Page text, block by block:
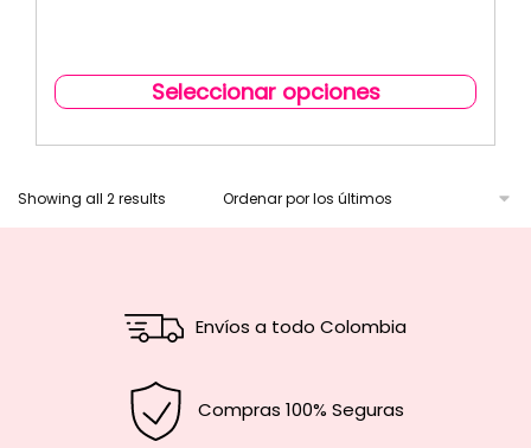
Seleccionar opciones
Showing all 2 results
Envíos a todo Colombia
Compras 100% Seguras